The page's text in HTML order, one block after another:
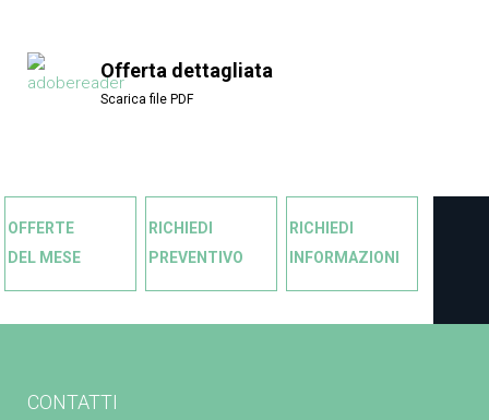
Offerta dettagliata
Scarica file PDF
OFFERTE
DEL MESE
RICHIEDI
PREVENTIVO
RICHIEDI
INFORMAZIONI
CONTATTI